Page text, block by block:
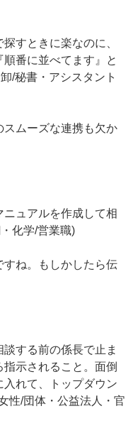
すときに楽なのに、
順番に並べてます』と
/秘書・アシスタント
ムーズな連携も欠か
ニュアルを作成して相
化学/営業職)
ね。もしかしたら伝
する前の係長で止ま
示されること。面倒
れて、トップダウン
性/団体・公益法人・官